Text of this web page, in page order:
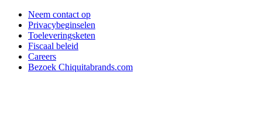
Neem contact op
Privacybeginselen
Toeleveringsketen
Fiscaal beleid
Careers
Bezoek Chiquitabrands.com